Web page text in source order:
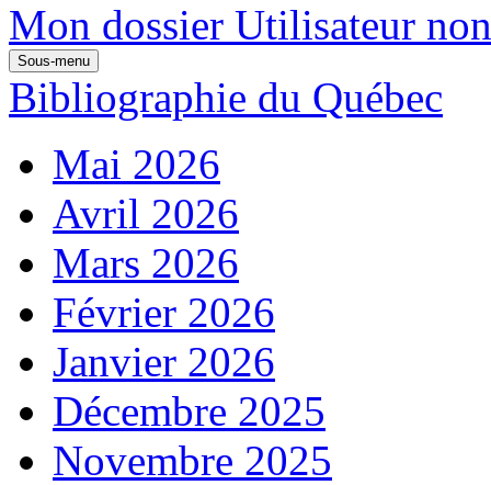
Mon dossier Utilisateur
Sous-menu
Bibliographie du Québec
Mai 2026
Avril 2026
Mars 2026
Février 2026
Janvier 2026
Décembre 2025
Novembre 2025